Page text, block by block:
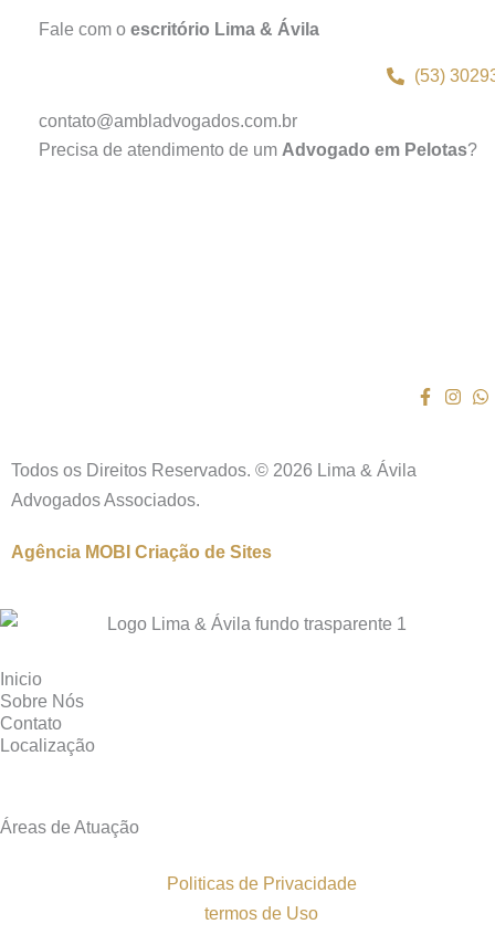
Fale com o escritório Lima & Ávila
(53)
contato@ambladvogados.com.br
Precisa de atendimento de um Advogado em Pelotas?
Todos os Direitos Reservados. © 2026 Lima & Ávila
Advogados Associados.
Agência MOBI Criação de Sites
Inicio
Sobre Nós
Contato
Localização
Áreas de Atuação
Politicas de Privacidade
termos de Uso